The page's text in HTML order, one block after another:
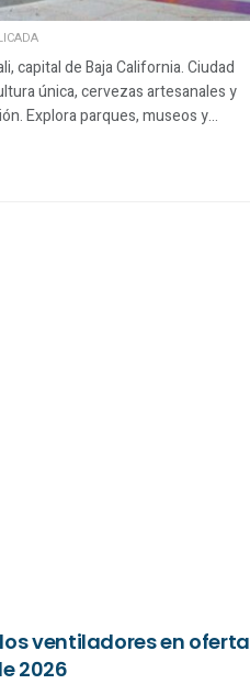
capital de Baja California. Ciudad
única, cervezas artesanales y
Explora parques, museos y...
ventiladores en oferta
2026